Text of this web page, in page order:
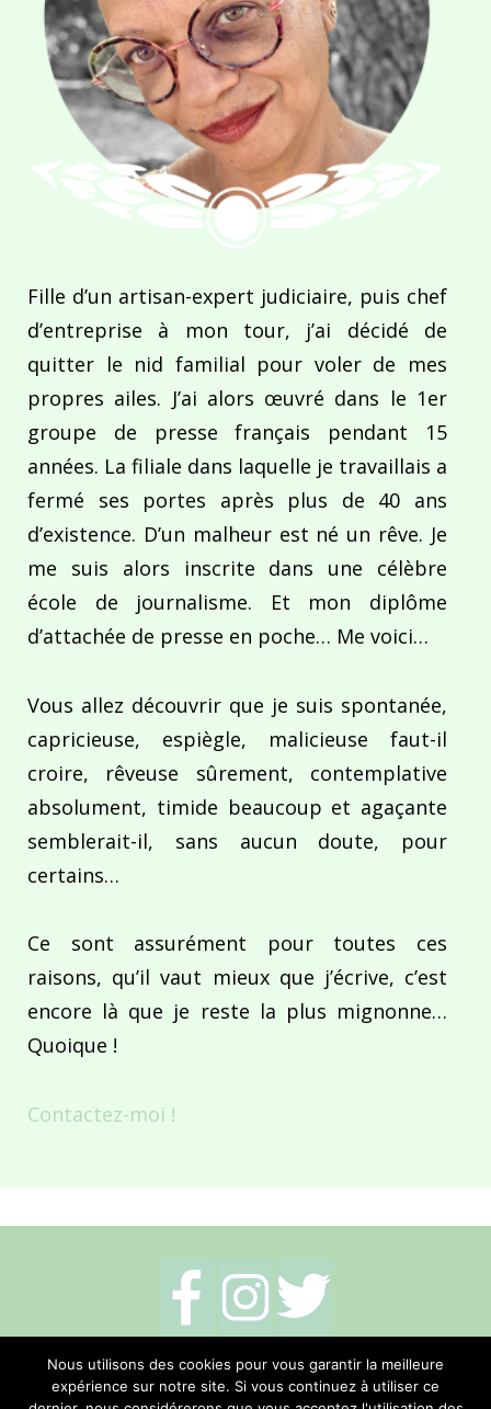
Fille d’un artisan-expert judiciaire, puis chef
d’entreprise à mon tour, j’ai décidé de
quitter le nid familial pour voler de mes
propres ailes. J’ai alors œuvré dans le 1er
groupe de presse français pendant 15
années. La filiale dans laquelle je travaillais a
fermé ses portes après plus de 40 ans
d’existence. D’un malheur est né un rêve. Je
me suis alors inscrite dans une célèbre
école de journalisme. Et mon diplôme
d’attachée de presse en poche… Me voici…
Vous allez découvrir que je suis spontanée,
capricieuse, espiègle, malicieuse faut-il
croire, rêveuse sûrement, contemplative
absolument, timide beaucoup et agaçante
semblerait-il, sans aucun doute, pour
certains…
Ce sont assurément pour toutes ces
raisons, qu’il vaut mieux que j’écrive, c’est
encore là que je reste la plus mignonne…
Quoique !
Contactez-moi !
Mentions légales- Politique de cookies-
Me contacter
Nous utilisons des cookies pour vous garantir la meilleure
expérience sur notre site. Si vous continuez à utiliser ce